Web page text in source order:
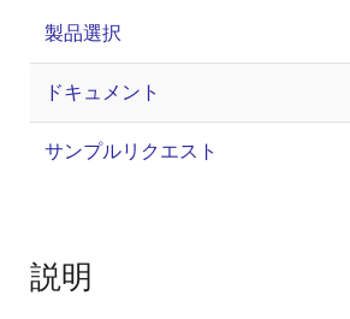
製品選択
ドキュメント
サンプルリクエスト
説明